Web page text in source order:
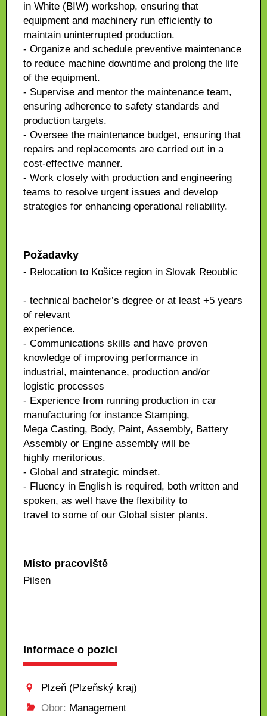
in White (BIW) workshop, ensuring that
equipment and machinery run efficiently to
maintain uninterrupted production.
- Organize and schedule preventive maintenance
to reduce machine downtime and prolong the life
of the equipment.
- Supervise and mentor the maintenance team,
ensuring adherence to safety standards and
production targets.
- Oversee the maintenance budget, ensuring that
repairs and replacements are carried out in a
cost-effective manner.
- Work closely with production and engineering
teams to resolve urgent issues and develop
strategies for enhancing operational reliability.
Požadavky
- Relocation to Košice region in Slovak Reoublic
- technical bachelor’s degree or at least +5 years
of relevant
experience.
- Communications skills and have proven
knowledge of improving performance in
industrial, maintenance, production and/or
logistic processes
- Experience from running production in car
manufacturing for instance Stamping,
Mega Casting, Body, Paint, Assembly, Battery
Assembly or Engine assembly will be
highly meritorious.
- Global and strategic mindset.
- Fluency in English is required, both written and
spoken, as well have the flexibility to
travel to some of our Global sister plants.
Místo pracoviště
Pilsen
Informace o pozici
Plzeň (Plzeňský kraj)
Obor: Management